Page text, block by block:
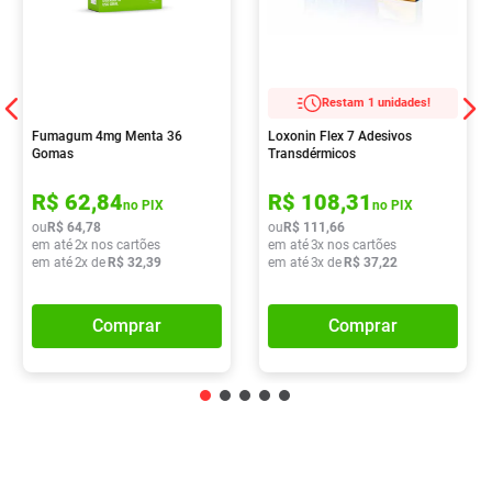
Fumagum 4mg Menta 36
Gomas
R$ 62,84no PIX
ou R$ 64,78
em até2x nos cartões
em até2x de R$ 32,39
Comprar
Restam 1 unidades!
Loxonin Flex 7 Adesivos
Transdérmicos
R$ 108,31 no PIX
ou R$ 111 ,66
em até3x nos cartões
em até3x de R$ 37,22
Comprar